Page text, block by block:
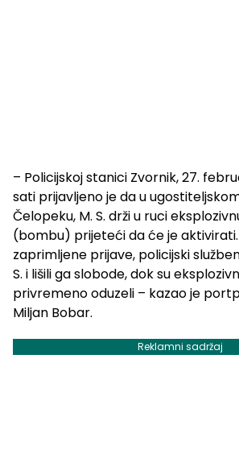
– Policijskoj stanici Zvornik, 27.
sati prijavljeno je da u
Čelopeku, M. S. drži u ruci
(bombu) prijeteći da će je
zaprimljene prijave, policijski
S. i lišili ga slobode, dok su
privremeno oduzeli – kazao je
Miljan Bobar.
Reklamni sadržaj